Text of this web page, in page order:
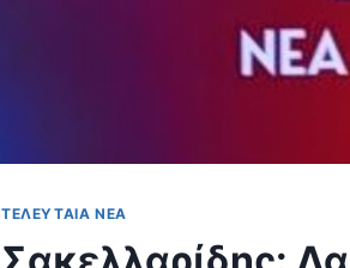
ΤΕΛΕΥΤΑΊΑ ΝΈΑ